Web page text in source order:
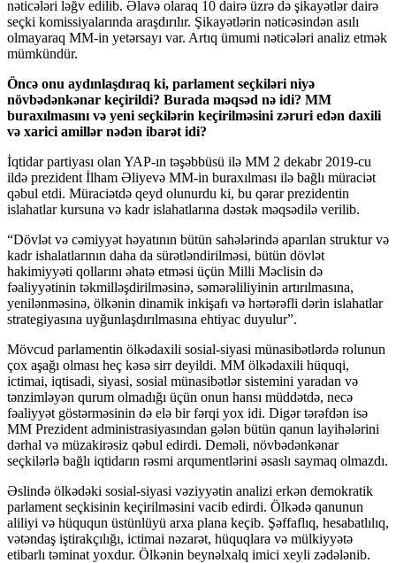
nəticələri ləğv edilib. Əlavə olaraq 10 dairə üzrə də şikayətlər dairə
seçki komissiyalarında araşdırılır. Şikayətlərin nəticəsindən asılı
olmayaraq MM-in yetərsayı var. Artıq ümumi nəticələri analiz etmək
mümkündür.
Öncə onu aydınlaşdıraq ki, parlament seçkiləri niyə
növbədənkənar keçirildi? Burada məqsəd nə idi? MM
buraxılmasını və yeni seçkilərin keçirilməsini zəruri edən daxili
və xarici amillər nədən ibarət idi?
İqtidar partiyası olan YAP-ın təşəbbüsü ilə MM 2 dekabr 2019-cu
ildə prezident İlham Əliyevə MM-in buraxılması ilə bağlı müraciət
qəbul etdi. Müraciətdə qeyd olunurdu ki, bu qərar prezidentin
islahatlar kursuna və kadr islahatlarına dəstək məqsədilə verilib.
“Dövlət və cəmiyyət həyatının bütün sahələrində aparılan struktur və
kadr ishalatlarının daha da sürətləndirilməsi, bütün dövlət
hakimiyyəti qollarını əhatə etməsi üçün Milli Məclisin də
fəaliyyətinin təkmilləşdirilməsinə, səmərəliliyinin artırılmasına,
yenilənməsinə, ölkənin dinamik inkişafı və hərtərəfli dərin islahatlar
strategiyasına uyğunlaşdırılmasına ehtiyac duyulur”.
Mövcud parlamentin ölkədaxili sosial-siyasi münasibətlərdə rolunun
çox aşağı olması heç kəsə sirr deyildi. MM ölkədaxili hüquqi,
ictimai, iqtisadi, siyasi, sosial münasibətlər sistemini yaradan və
tənzimləyən qurum olmadığı üçün onun hansı müddətdə, necə
fəaliyyət göstərməsinin də elə bir fərqi yox idi. Digər tərəfdən isə
MM Prezident administrasiyasından gələn bütün qanun layihələrini
dərhal və müzakirəsiz qəbul edirdi. Deməli, növbədənkənar
seçkilərlə bağlı iqtidarın rəsmi arqumentlərini əsaslı saymaq olmazdı.
Əslində ölkədəki sosial-siyasi vəziyyətin analizi erkən demokratik
parlament seçkisinin keçirilməsini vacib edirdi. Ölkədə qanunun
aliliyi və hüququn üstünlüyü arxa plana keçib. Şəffaflıq, hesabatlılıq,
vətəndaş iştirakçılığı, ictimai nəzarət, hüquqlara və mülkiyyətə
etibarlı təminat yoxdur. Ölkənin beynəlxalq imici xeyli zədələnib.